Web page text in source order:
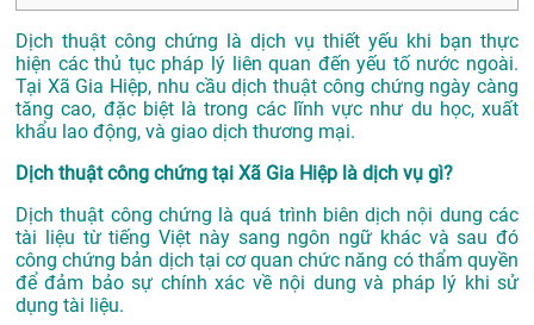
Dịch thuật công chứng là dịch vụ thiết yếu khi bạn thực
hiện các thủ tục pháp lý liên quan đến yếu tố nước ngoài.
Tại Xã Gia Hiệp, nhu cầu dịch thuật công chứng ngày càng
tăng cao, đặc biệt là trong các lĩnh vực như du học, xuất
khẩu lao động, và giao dịch thương mại.
Dịch thuật công chứng tại Xã Gia Hiệp là dịch vụ gì?
Dịch thuật công chứng là quá trình biên dịch nội dung các
tài liệu từ tiếng Việt này sang ngôn ngữ khác và sau đó
công chứng bản dịch tại cơ quan chức năng có thẩm quyền
để đảm bảo sự chính xác về nội dung và pháp lý khi sử
dụng tài liệu.